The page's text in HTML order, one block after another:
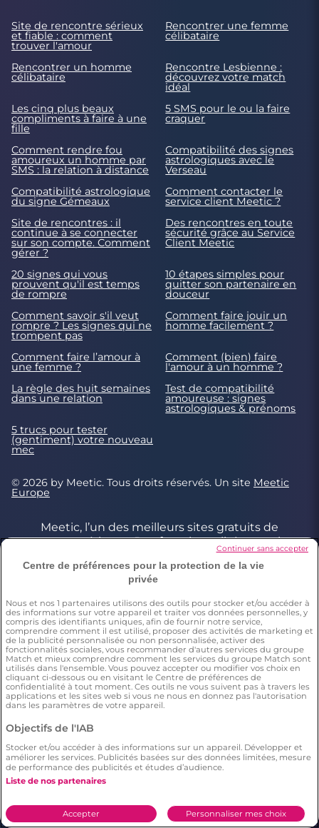
Site de rencontre sérieux
et fiable : comment
trouver l'amour
Rencontrer une femme
célibataire
Rencontrer un homme
célibataire
Rencontre Lesbienne :
découvrez votre match
idéal
Les cinq plus beaux
compliments à faire à une
fille
5 SMS pour le ou la faire
craquer
Comment rendre fou
amoureux un homme par
SMS : la relation à distance
Compatibilité des signes
astrologiques avec le
Verseau
Compatibilité astrologique
du signe Gémeaux
Comment contacter le
service client Meetic ?
Site de rencontres : il
continue à se connecter
sur son compte. Comment
gérer ?
Des rencontres en toute
sécurité grâce au Service
Client Meetic
20 signes qui vous
prouvent qu'il est temps
de rompre
10 étapes simples pour
quitter son partenaire en
douceur
Comment savoir s'il veut
rompre ? Les signes qui ne
trompent pas
Comment faire jouir un
homme facilement ?
Comment faire l’amour à
une femme ?
Comment (bien) faire
l'amour à un homme ?
La règle des huit semaines
dans une relation
Test de compatibilité
amoureuse : signes
astrologiques & prénoms
5 trucs pour tester
(gentiment) votre nouveau
mec
© 2026 by Meetic. Tous droits réservés. Un site Meetic
Europe
Meetic, l’un des meilleurs sites gratuits de
rencontre sérieuse. Des fonctionnalités gratuites
pour faire de vraies rencontres en toute sécurité :
profils contrôlés, critères de recherche précis et
géolocalisation pour trouver l’amour près de chez
vous comme partout en France.
Conditions générales
Charte d’utilisation des cookies
Politique de confidentialité
Conditions Générales applicables aux Events
Signaler un contenu illégal
*Estimation du nombre de personnes ayant déjà fait une
rencontre sur Meetic en France, Italie et Espagne. Chiffre obtenu
par l’extrapolation des résultats d’une enquête réalisée par
France, Italie et Espagne âgés de plus de 18 ans,par rapport à la
population totale de cette tranche d’âge dans ces pays(Source
Eurostat 2023). Il résulte de cette étude que respectivement 15%
Centre de préférences pour la protection de la vie
privée
Nous et nos 1 partenaires utilisons des outils pour stocker et/ou accéder à
des informations sur votre appareil et traiter vos données personnelles, y
compris des identifiants uniques, afin de fournir notre service,
comprendre comment il est utilisé, proposer des activités de marketing et
de la publicité personnalisée ou non personnalisée, activer des
fonctionnalités sociales, vous recommander d'autres services du groupe
Match et mieux comprendre comment les services du groupe Match sont
utilisés dans l'ensemble. Vous pouvez accepter ou modifier vos choix en
cliquant ci-dessous ou en visitant le Centre de préférences de
confidentialité à tout moment. Ces outils ne vous suivent pas à travers les
applications et les sites web si vous ne nous en donnez pas l'autorisation
dans les paramètres de votre appareil.
Objectifs de l'IAB
Stocker et/ou accéder à des informations sur un appareil. Développer et
améliorer les services. Publicités basées sur des données limitées, mesure
de performance des publicités et études d’audience.
Liste de nos partenaires
Personnaliser mes choix
Accepter
Continuer sans accepter